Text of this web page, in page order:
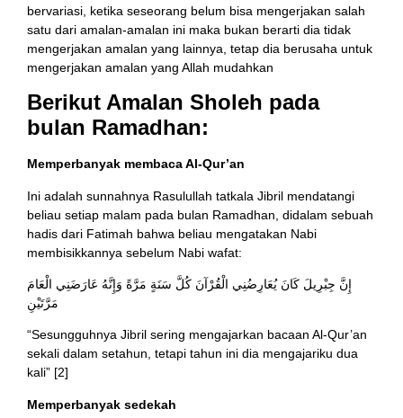
bervariasi, ketika seseorang belum bisa mengerjakan salah
satu dari amalan-amalan ini maka bukan berarti dia tidak
mengerjakan amalan yang lainnya, tetap dia berusaha untuk
mengerjakan amalan yang Allah mudahkan
Berikut Amalan Sholeh pada
bulan Ramadhan:
Memperbanyak membaca Al-Qur’an
Ini adalah sunnahnya Rasulullah tatkala Jibril mendatangi
beliau setiap malam pada bulan Ramadhan, didalam sebuah
hadis dari Fatimah bahwa beliau mengatakan Nabi
membisikkannya sebelum Nabi wafat:
إِنَّ جِبْرِيلَ كَانَ يُعَارِضُنِي الْقُرْآنَ كُلَّ سَنَةٍ مَرَّةً وَإِنَّهُ عَارَضَنِي الْعَامَ
مَرَّتَيْنِ
“Sesungguhnya Jibril sering mengajarkan bacaan Al-Qur’an
sekali dalam setahun, tetapi tahun ini dia mengajariku dua
kali” [2]
Memperbanyak sedekah